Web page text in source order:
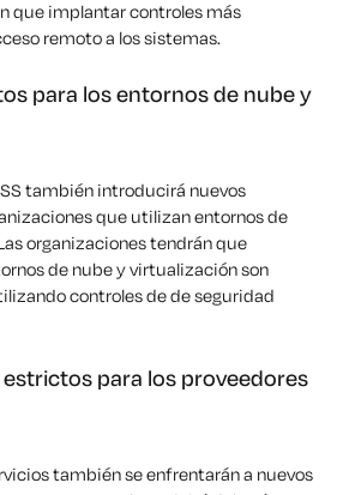
que implantar controles más
remoto a los sistemas.
para los entornos de nube y
también introducirá nuevos
que utilizan entornos de
organizaciones tendrán que
de nube y virtualización son
controles dede seguridad
para los proveedores
también se enfrentarán a nuevos